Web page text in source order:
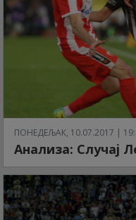
ПОНЕДЕЉАК, 10.07.2017 |
Анализа: Случај